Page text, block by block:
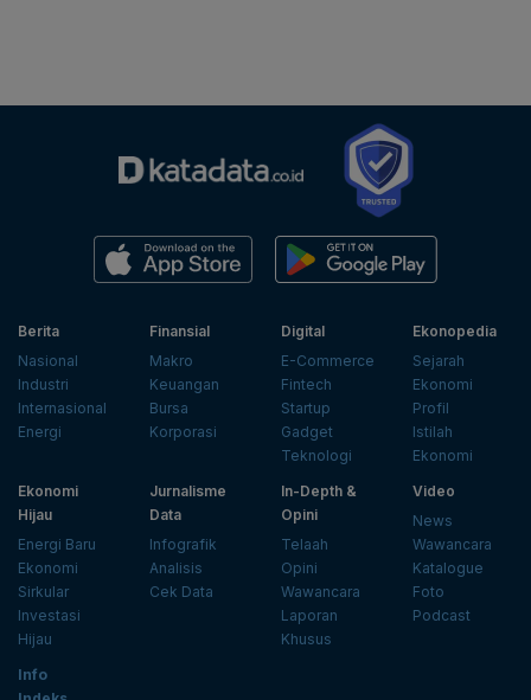
Berita
Nasional
Industri
Internasional
Energi
Finansial
Makro
Keuangan
Bursa
Korporasi
Digital
E-Commerce
Fintech
Startup
Gadget
Teknologi
Ekonopedia
Sejarah
Ekonomi
Profil
Istilah
Ekonomi
Ekonomi
Hijau
Energi Baru
Ekonomi
Sirkular
Investasi
Hijau
Jurnalisme
Data
Infografik
Analisis
Cek Data
In-Depth &
Opini
Telaah
Opini
Wawancara
Laporan
Khusus
Video
News
Wawancara
Katalogue
Foto
Podcast
Info